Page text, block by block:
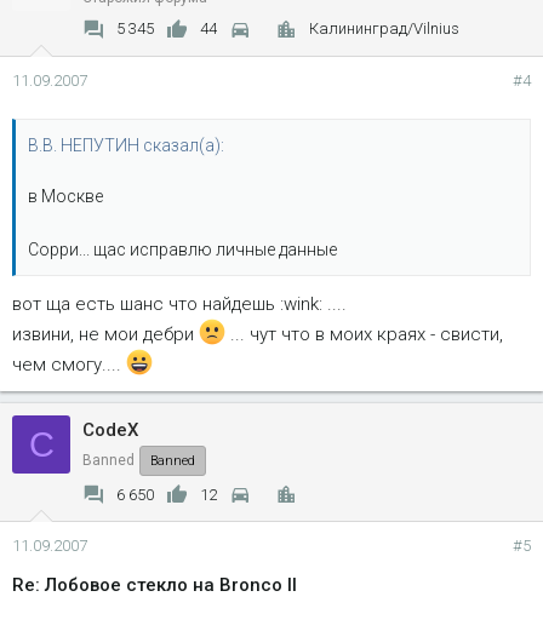
5 345 44 Калининград/Vilnius
11.09.2007 #4
В.В. НЕПУТИН сказал(а):
в Москве
Сорри... щас исправлю личные данные
вот ща есть шанс что найдешь :wink: ....
извини, не мои дебри
... чут что в моих краях - свисти,
чем смогу....
C CodeX
Banned Banned
6 650 12
11.09.2007 #5
Re: Лобовое стекло на Bronco II